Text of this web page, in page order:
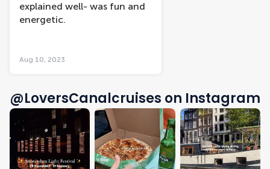
explained well- was fun and
energetic.
Aug 10, 2023
@LoversCanalcruises on Instagram